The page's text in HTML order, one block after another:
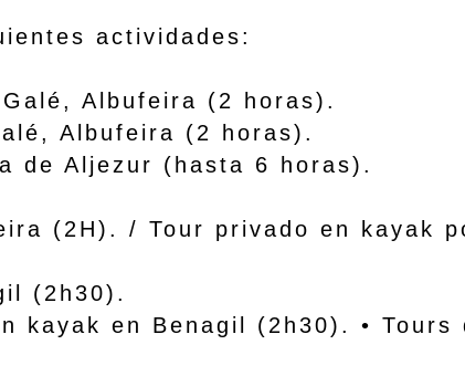
actividades:
Albufeira (2 horas).
Albufeira (2 horas).
Aljezur (hasta 6 horas).
(2H). / Tour privado en kayak
(2h30).
en Benagil (2h30). • Tours